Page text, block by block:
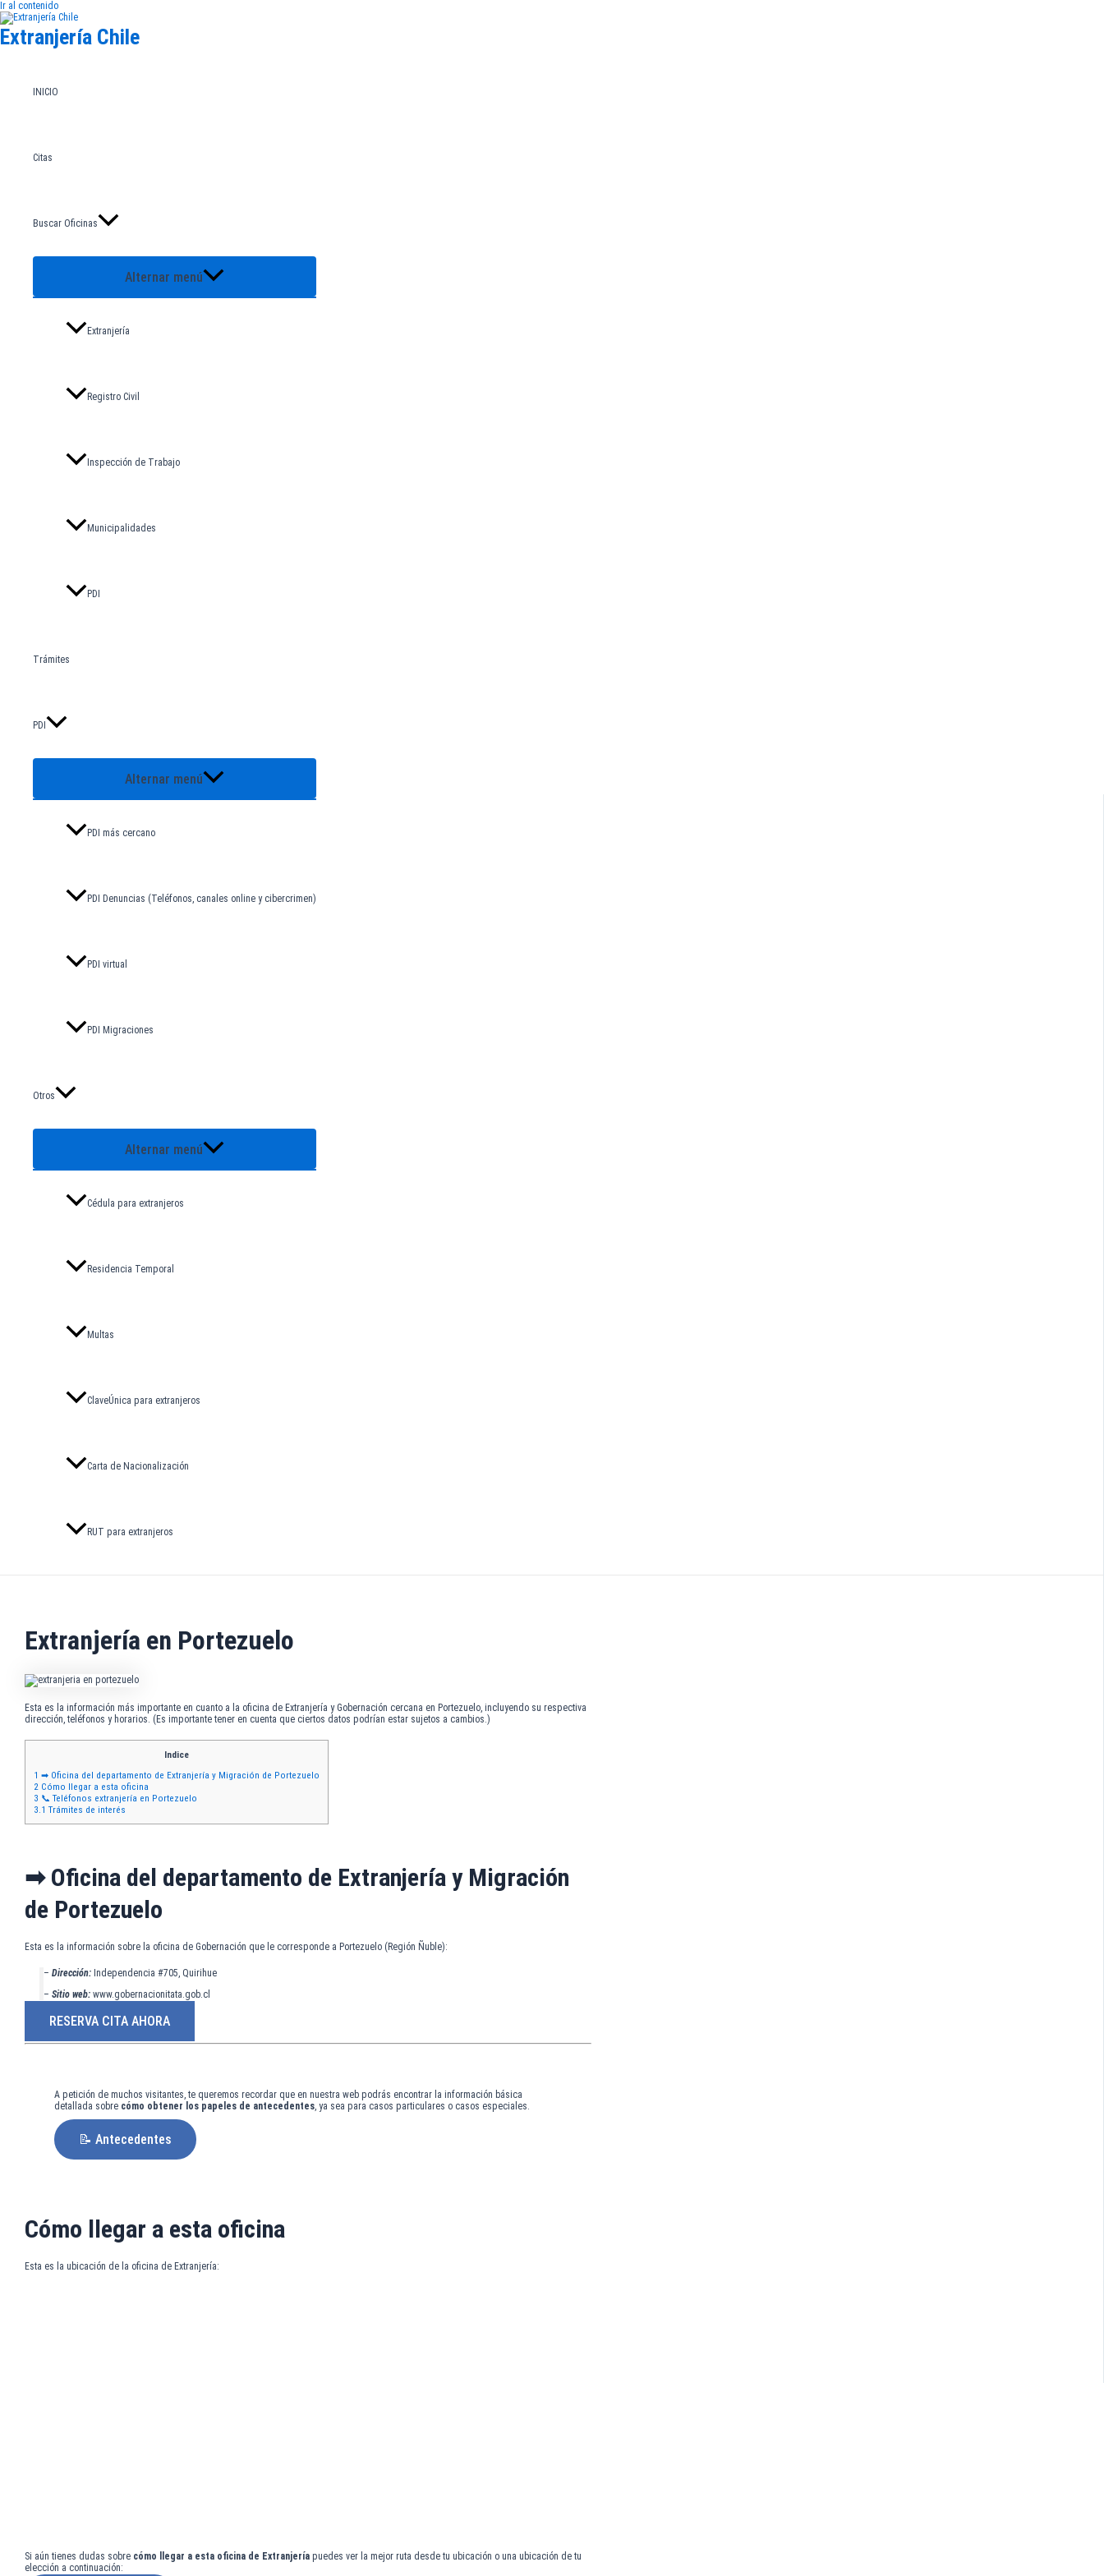
Ir al contenido
Extranjería Chile
INICIO
Citas
Buscar Oficinas
Alternar menú
Extranjería
Registro Civil
Inspección de Trabajo
Municipalidades
PDI
Trámites
PDI
Alternar menú
PDI más cercano
PDI Denuncias (Teléfonos, canales online y cibercrimen)
PDI virtual
PDI Migraciones
Otros
Alternar menú
Cédula para extranjeros
Residencia Temporal
Multas
ClaveÚnica para extranjeros
Carta de Nacionalización
RUT para extranjeros
Extranjería en Portezuelo
Esta es la información más importante en cuanto a la oficina de Extranjería y Gobernación cercana en Portezuelo, incluyendo su respectiva
dirección, teléfonos y horarios. (Es importante tener en cuenta que ciertos datos podrían estar sujetos a cambios.)
Indice
1 ➡ Oficina del departamento de Extranjería y Migración de Portezuelo
2 Cómo llegar a esta oficina
3 📞 Teléfonos extranjería en Portezuelo
3.1 Trámites de interés
➡ Oficina del departamento de Extranjería y Migración
de Portezuelo
Esta es la información sobre la oficina de Gobernación que le corresponde a Portezuelo (Región Ñuble):
– Dirección: Independencia #705, Quirihue
– Sitio web: www.gobernacionitata.gob.cl
RESERVA CITA AHORA
A petición de muchos visitantes, te queremos recordar que en nuestra web podrás encontrar la información básica
detallada sobre cómo obtener los papeles de antecedentes, ya sea para casos particulares o casos especiales.
📝 Antecedentes
Cómo llegar a esta oficina
Esta es la ubicación de la oficina de Extranjería:
Si aún tienes dudas sobre cómo llegar a esta oficina de Extranjería puedes ver la mejor ruta desde tu ubicación o una ubicación de tu
elección a continuación: